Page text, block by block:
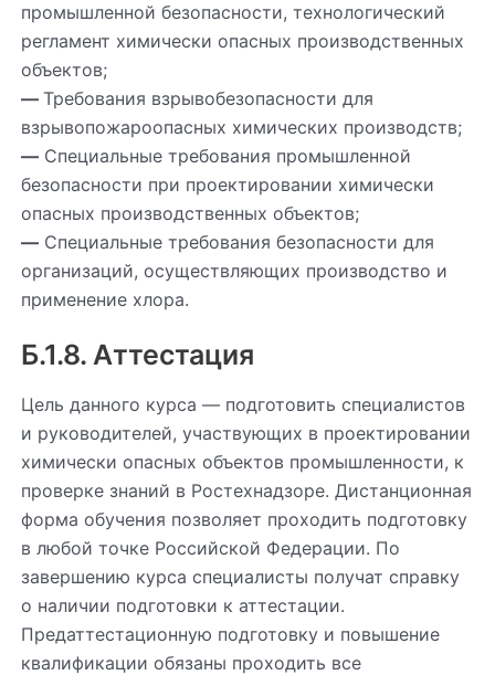
промышленной безопасности, технологический
регламент химически опасных производственных
объектов;
— Требования взрывобезопасности для
взрывопожароопасных химических производств;
—Специальные требования промышленной
безопасности при проектировании химически
опасных производственных объектов;
—Специальные требования безопасности для
организаций, осуществляющих производство и
применение хлора.
Б.1.8. Аттестация
Цель данного курса — подготовить специалистов
и руководителей, участвующих в проектировании
химически опасных объектов промышленности, к
проверке знаний в Ростехнадзоре. Дистанционная
форма обучения позволяет проходить подготовку
в любой точке Российской Федерации. По
завершению курса специалисты получат справку
о наличии подготовки к аттестации.
Предаттестационную подготовку и повышение
квалификации обязаны проходить все